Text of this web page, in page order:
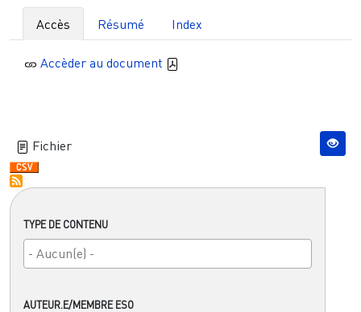
TYPE DE CONTENU
AUTEUR.E/MEMBRE ESO
Accès Résumé Index
Accèder au document
Fichier